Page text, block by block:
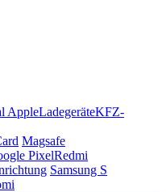
AppleLadegeräteKFZ-
Magsafe
PixelRedmi
Samsung S